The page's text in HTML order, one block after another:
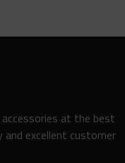
at the best
excellent customer